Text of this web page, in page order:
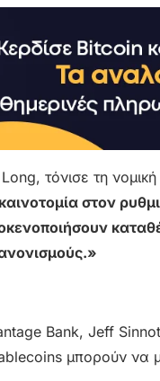
τόνισε τη
στον
Bank, Jeff
μπορούν να